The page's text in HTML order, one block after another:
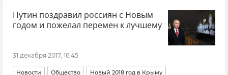
Путин поздравил россиян с Новым
годом и пожелал перемен к лучшему
31 декабря 2017, 16:45
Новости Общество Новый 2018 год в Крыму